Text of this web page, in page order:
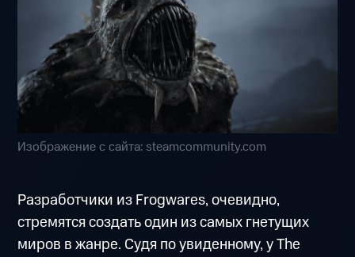
Изображение с сайта: steamcommunity.com
Разработчики из Frogwares, очевидно,
стремятся создать один из самых гнетущих
миров в жанре. Судя по увиденному, у The